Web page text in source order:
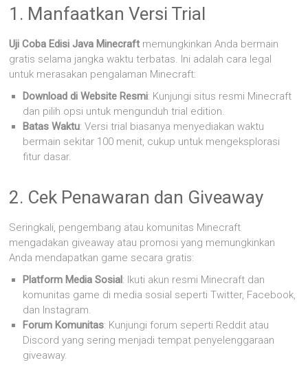
1. Manfaatkan Versi Trial
Uji Coba Edisi Java Minecraft memungkinkan Anda bermain
gratis selama jangka waktu terbatas. Ini adalah cara legal
untuk merasakan pengalaman Minecraft:
Download di Website Resmi: Kunjungi situs resmi Minecraft
dan pilih opsi untuk mengunduh trial edition.
Batas Waktu: Versi trial biasanya menyediakan waktu
bermain sekitar 100 menit, cukup untuk mengeksplorasi
fitur dasar.
2. Cek Penawaran dan Giveaway
Seringkali, pengembang atau komunitas Minecraft
mengadakan giveaway atau promosi yang memungkinkan
Anda mendapatkan game secara gratis:
Platform Media Sosial: Ikuti akun resmi Minecraft dan
komunitas game di media sosial seperti Twitter, Facebook,
dan Instagram.
Forum Komunitas: Kunjungi forum seperti Reddit atau
Discord yang sering menjadi tempat penyelenggaraan
giveaway.